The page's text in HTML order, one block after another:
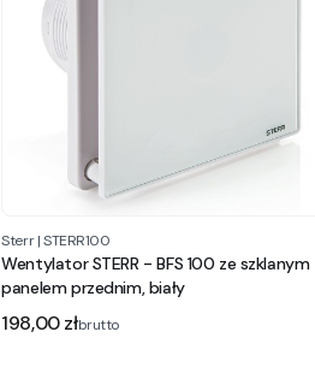
Sterr|STERR100
Wentylator STERR - BFS 100 ze szklanym
panelem przednim, biały
Cena
198,00 złbrutto